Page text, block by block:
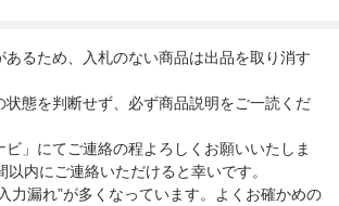
るため、入札のない商品は出品を取り消す
態を判断せず、必ず商品説明をご一読くだ
」にてご連絡の程よろしくお願いいたしま
内にご連絡いただけると幸いです。
力漏れ”が多くなっています。よくお確かめの